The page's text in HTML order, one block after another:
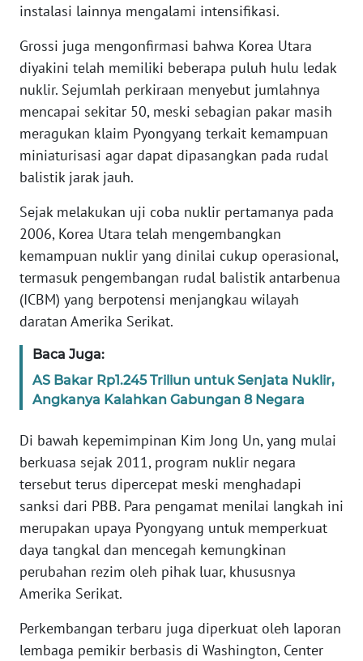
instalasi lainnya mengalami intensifikasi.
Grossi juga mengonfirmasi bahwa Korea Utara
diyakini telah memiliki beberapa puluh hulu ledak
nuklir. Sejumlah perkiraan menyebut jumlahnya
mencapai sekitar 50, meski sebagian pakar masih
meragukan klaim Pyongyang terkait kemampuan
miniaturisasi agar dapat dipasangkan pada rudal
balistik jarak jauh.
Sejak melakukan uji coba nuklir pertamanya pada
2006, Korea Utara telah mengembangkan
kemampuan nuklir yang dinilai cukup operasional,
termasuk pengembangan rudal balistik antarbenua
(ICBM) yang berpotensi menjangkau wilayah
daratan Amerika Serikat.
Baca Juga:
AS Bakar Rp1.245 Triliun untuk Senjata Nuklir,
Angkanya Kalahkan Gabungan 8 Negara
Di bawah kepemimpinan Kim Jong Un, yang mulai
berkuasa sejak 2011, program nuklir negara
tersebut terus dipercepat meski menghadapi
sanksi dari PBB. Para pengamat menilai langkah ini
merupakan upaya Pyongyang untuk memperkuat
daya tangkal dan mencegah kemungkinan
perubahan rezim oleh pihak luar, khususnya
Amerika Serikat.
Perkembangan terbaru juga diperkuat oleh laporan
lembaga pemikir berbasis di Washington, Center
Wahana
News
Regional
WN
SUMUT
WN
JAKARTA
JABAR
WN
BANTEN
WN
NTT
WN
KEPRI
WN
PAPUA
WN
PAPUA
BARAT
WN